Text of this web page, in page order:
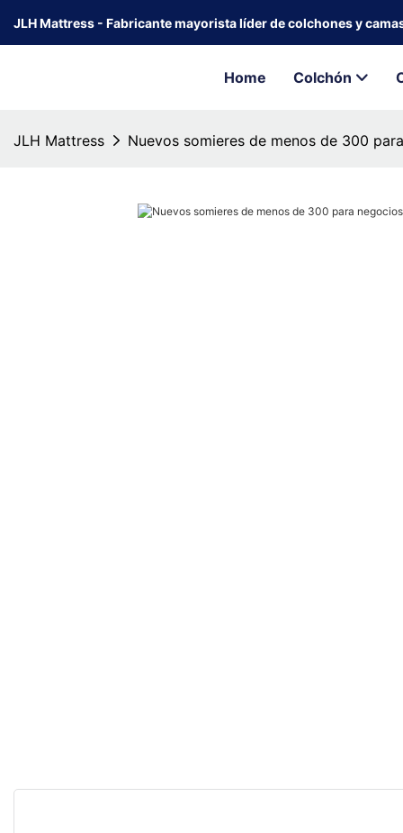
JLH Mattress - Fabricante mayorista líder de colchones y
Home Colchón
JLH Mattress Nuevos somieres de menos de 300